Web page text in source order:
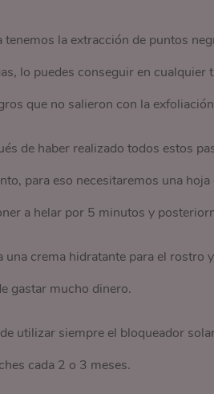
tenemos la extracción de puntos
lo puedes conseguir en
que no salieron con la
de haber realizado todos estos
para eso necesitaremos una
a helar por 5 minutos y
una crema hidratante para el rostro
gastar mucho dinero.
utilizar siempre el bloqueador
cada 2 o 3 meses.